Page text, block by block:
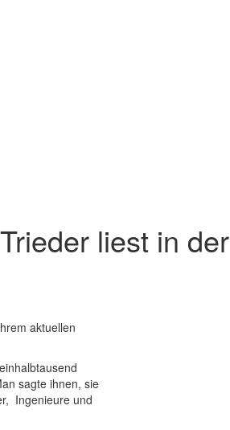
liest in der
aktuellen
sagte ihnen, sie
Ingenieure und